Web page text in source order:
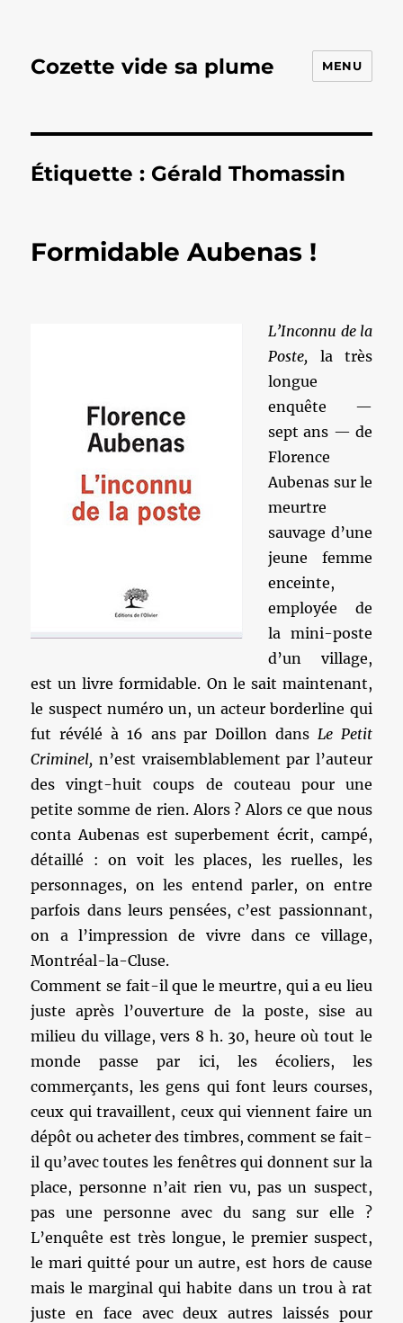
Cozette vide sa plume MENU
Étiquette : Gérald Thomassin
Formidable Aubenas !
L’Inconnu de la
Poste, la très
longue
enquête —
sept ans — de
Florence
Aubenas sur le
meurtre
sauvage d’une
jeune femme
enceinte,
employée de
la mini-poste
d’un village,
est un livre formidable. On le sait maintenant,
le suspect numéro un, un acteur borderline qui
fut révélé à 16 ans par Doillon dans Le Petit
Criminel, n’est vraisemblablement par l’auteur
des vingt-huit coups de couteau pour une
petite somme de rien. Alors ? Alors ce que nous
conta Aubenas est superbement écrit, campé,
détaillé : on voit les places, les ruelles, les
personnages, on les entend parler, on entre
parfois dans leurs pensées, c’est passionnant,
on a l’impression de vivre dans ce village,
Montréal-la-Cluse.
Comment se fait-il que le meurtre, qui a eu lieu
juste après l’ouverture de la poste, sise au
milieu du village, vers 8 h. 30, heure où tout le
monde passe par ici, les écoliers, les
commerçants, les gens qui font leurs courses,
ceux qui travaillent, ceux qui viennent faire un
dépôt ou acheter des timbres, comment se fait-
il qu’avec toutes les fenêtres qui donnent sur la
place, personne n’ait rien vu, pas un suspect,
pas une personne avec du sang sur elle ?
L’enquête est très longue, le premier suspect,
le mari quitté pour un autre, est hors de cause
mais le marginal qui habite dans un trou à rat
juste en face avec deux autres laissés pour